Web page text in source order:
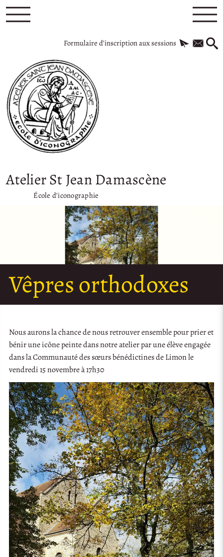
Formulaire d’inscription aux sessions
Atelier St Jean Damascène
École d’iconographie
Vêpres orthodoxes
Nous aurons la chance de nous retrouver ensemble pour prier et
bénir une icône peinte dans notre atelier par une élève engagée
dans la Communauté des sœurs bénédictines de Limon le
vendredi 15 novembre à 17h30